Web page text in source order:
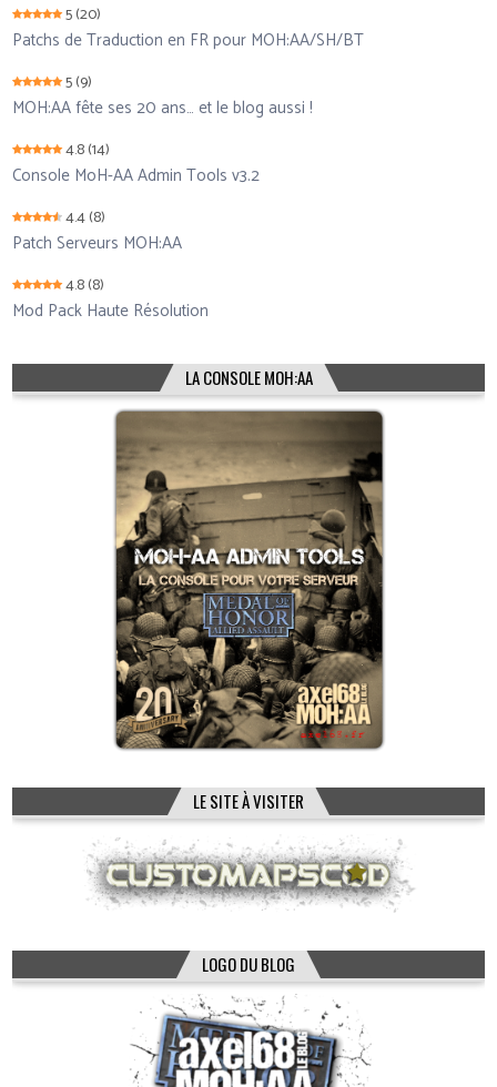
5(20)
Patchs de Traduction en FR pour MOH:AA/SH/BT
5(9)
MOH:AA fête ses 20 ans… et le blog aussi !
4.8(14)
Console MoH-AA Admin Tools v3.2
4.4(8)
Patch Serveurs MOH:AA
4.8(8)
Mod Pack Haute Résolution
LA CONSOLE MOH:AA
LE SITE À VISITER
LOGO DU BLOG